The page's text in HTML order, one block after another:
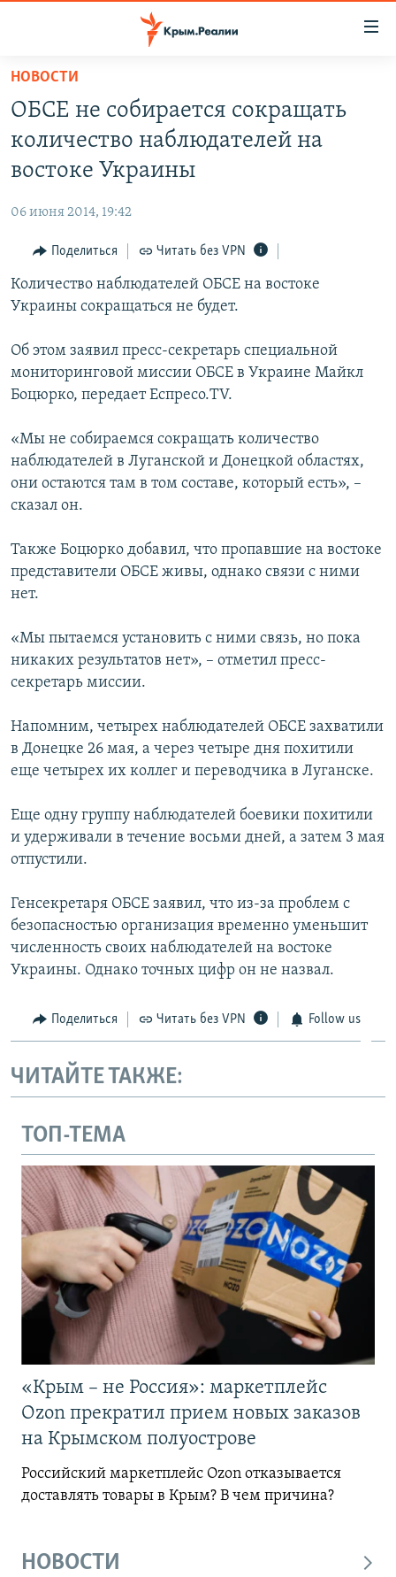
Вернуться
основному
содержанию
главной
Вернутся
поиску
11 ЛЕТ ОККУПАЦИИ КРЫМА. 11 ИСТОРИЙ СОПРОТИВЛЕНИЯ
ЕЩЕ
ИНТЕРАКТИВ
ИНФОГРАФИКА
ТЕЛЕПРОЕКТ КРЫМ.РЕАЛИИ
СОВЕТЫ ПРАВОЗАЩИТНИКОВ
ПРОПАВШИЕ БЕЗ ВЕСТИ
КРЫМ.НЕПОКОРЕННЫЙ
ELIFBE
УКРАИНСКАЯ ПРОБЛЕМА КРЫМА
РАДІО СВОБОДА
КАК ОБОЙТИ БЛОКИРОВКУ
НОВОСТИ
ОБСЕ не собирается сокращать
количество наблюдателей на
востоке Украины
06 июня 2014, 19:42
Поделиться Читать без VPN
Количество наблюдателей ОБСЕ на востоке
Украины сокращаться не будет.
Об этом заявил пресс-секретарь специальной
мониторинговой миссии ОБСЕ в Украине Майкл
Боцюрко, передает Еспресо.TV.
«Мы не собираемся сокращать количество
наблюдателей в Луганской и Донецкой областях,
они остаются там в том составе, который есть», –
сказал он.
Также Боцюрко добавил, что пропавшие на востоке
представители ОБСЕ живы, однако связи с ними
нет.
«Мы пытаемся установить с ними связь, но пока
никаких результатов нет», – отметил пресс-
секретарь миссии.
Напомним, четырех наблюдателей ОБСЕ захватили
в Донецке 26 мая, а через четыре дня похитили
еще четырех их коллег и переводчика в Луганске.
Еще одну группу наблюдателей боевики похитили
и удерживали в течение восьми дней, а затем 3 мая
отпустили.
Генсекретаря ОБСЕ заявил, что из-за проблем с
безопасностью организация временно уменьшит
численность своих наблюдателей на востоке
Украины. Однако точных цифр он не назвал.
Поделиться Читать без VPN Follow us
ЧИТАЙТЕ ТАКЖЕ:
ТОП-ТЕМА
«Крым – не Россия»: маркетплейс
Ozon прекратил прием новых заказов
на Крымском полуострове
Российский маркетплейс Ozon отказывается
доставлять товары в Крым? В чем причина?
НОВОСТИ